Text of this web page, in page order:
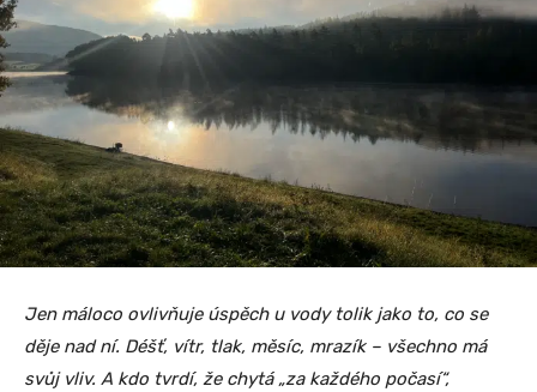
Jen máloco ovlivňuje úspěch u vody tolik jako to, co se
děje nad ní. Déšť, vítr, tlak, měsíc, mrazík – všechno má
svůj vliv. A kdo tvrdí, že chytá „za každého počasí“,